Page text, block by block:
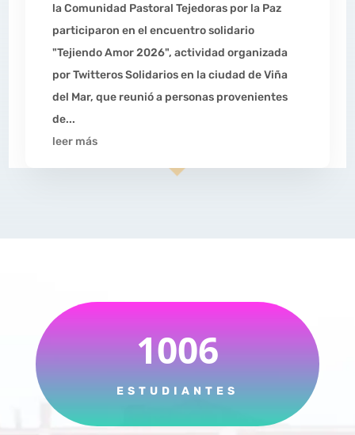
la Comunidad Pastoral Tejedoras por la Paz
participaron en el encuentro solidario
"Tejiendo Amor 2026", actividad organizada
por Twitteros Solidarios en la ciudad de Viña
del Mar, que reunió a personas provenientes
de...
leer más
1006
ESTUDIANTES